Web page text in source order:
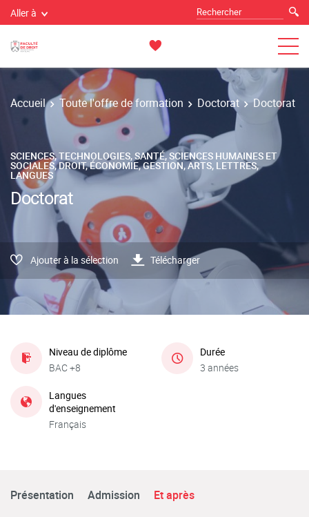
Aller à
Accueil Toute l'offre de formation Doctorat Doctorat
SCIENCES, TECHNOLOGIES, SANTÉ, SCIENCES HUMAINES ET
SOCIALES, DROIT, ÉCONOMIE, GESTION, ARTS, LETTRES,
LANGUES
Doctorat
Ajouter à la sélection Télécharger
Niveau de diplôme
BAC +8
Durée
3 années
Langues
d'enseignement
Français
Présentation Admission Et après